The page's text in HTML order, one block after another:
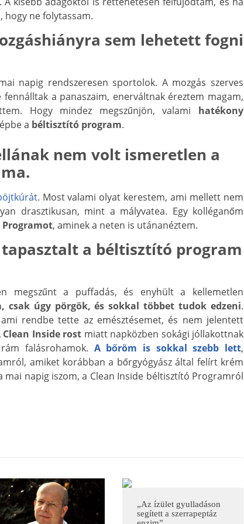
hogy ne folytassam.
sem lehetett fogni
napig rendszeresen sportolok. A mozgás szerves
fennálltak a panaszaim, enerváltnak éreztem magam,
Hogy mindez megszűnjön, valami hatékony
a béltisztító program.
nem volt ismeretlen a
. Most valami olyat kerestem, ami mellett nem
drasztikusan, mint a mályvatea. Egy kolléganőm
, aminek a neten is utánanéztem.
a béltisztító program
megszűnt a puffadás, és enyhült a kellemetlen
csak úgy pörgök, és sokkal többet tudok edzeni.
rendbe tette az emésztésemet, és nem jelentett
Clean Inside rost miatt napközben sokági jóllakottnak
falásrohamok. A bőröm is sokkal szebb lett,
amiket korábban a bőrgyógyász által felírt krém
napig iszom, a Clean Inside béltisztító Programról
„Az ízület gyulladáson
segített a szerrapeptáz